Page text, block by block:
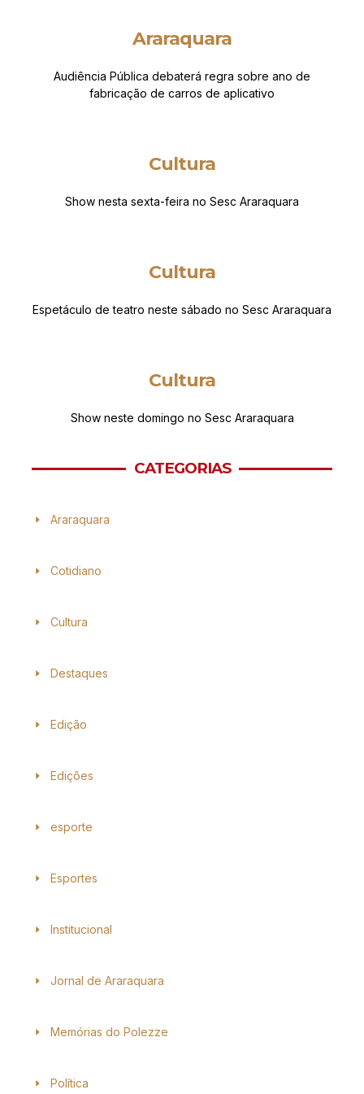
Araraquara
Audiência Pública debaterá regra sobre ano de
fabricação de carros de aplicativo
Cultura
Show nesta sexta-feira no Sesc Araraquara
Cultura
Espetáculo de teatro neste sábado no Sesc Araraquara
Cultura
Show neste domingo no Sesc Araraquara
CATEGORIAS
Araraquara
Cotidiano
Cultura
Destaques
Edição
Edições
esporte
Esportes
Institucional
Jornal de Araraquara
Memórias do Polezze
Política